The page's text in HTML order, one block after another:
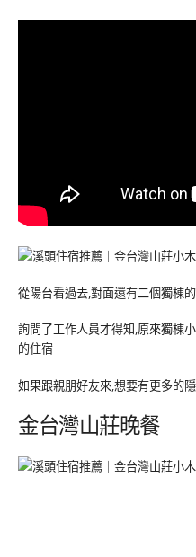
從陽台看過去,對面還有二個獨棟
詢問了工作人員才得知,原來獨棟
的住宿
如果跟親朋好友來,想要有更多的
金台灣山莊晚餐